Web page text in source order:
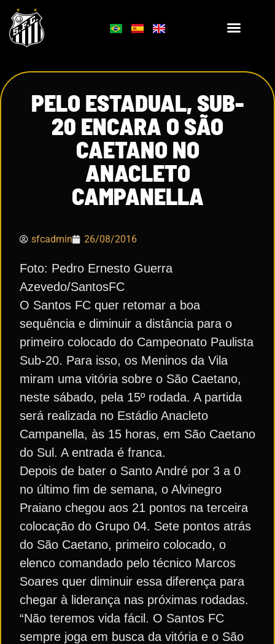
PELO ESTADUAL, SUB-
20 ENCARA O SÃO
CAETANO NO
ANACLETO
CAMPANELLA
sfcadmin 26/08/2016
Foto: Pedro Ernesto Guerra
Azevedo/SantosFC
O Santos FC quer retomar a boa
sequência e diminuir a distância para o
primeiro colocado do Campeonato Paulista
Sub-20. Para isso, os Meninos da Vila
miram uma vitória sobre o São Caetano,
neste sábado, pela 15º rodada. A partida
será realizada no Estádio Anacleto
Campanella, às 15 horas, em São Caetano
do Sul. A entrada é franca.
Depois de bater o Santo André por 3 a 0
no último fim de semana, o Alvinegro
Praiano chegou aos 21 pontos na terceira
colocação do Grupo 04. Sete pontos atrás
do São Caetano, primeiro colocado, o
elenco comandado pelo técnico Marcos
Soares quer diminuir essa diferença para
chegar à liderança nas próximas rodadas.
“Não teremos vida fácil. O Santos FC
sempre joga em busca da vitória e o São